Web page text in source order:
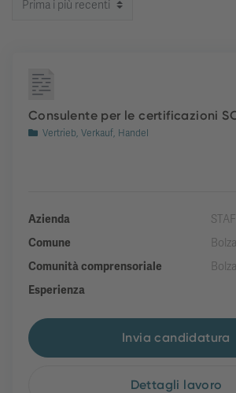
Consulente per le certificazioni
Vertrieb, Verkauf, Handel
Azienda
Comune
Comunità comprensoriale
Esperienza
Invia candidatura
Dettagli lavoro